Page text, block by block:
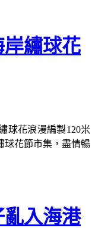
岸繡球花
球花浪漫編製120米
球花節市集​，盡情暢
亂入海港